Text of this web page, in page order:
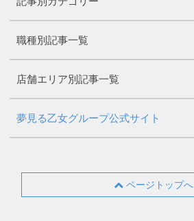
職種別記事一覧
店舗エリア別記事一覧
夢見る乙女グループ公式サイト
ページトップへ